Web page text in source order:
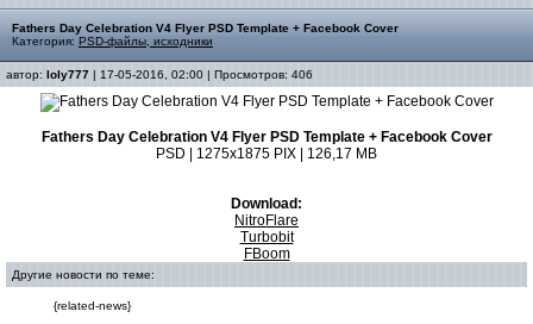
Fathers Day Celebration V4 Flyer PSD Template + Facebook Cover
Категория: PSD-файлы, исходники
автор: loly777 | 17-05-2016, 02:00 | Просмотров: 406
Fathers Day Celebration V4 Flyer PSD Template + Facebook Cover
PSD | 1275x1875 PIX | 126,17 MB
Download:
NitroFlare
Turbobit
FBoom
Другие новости по теме:
{related-news}